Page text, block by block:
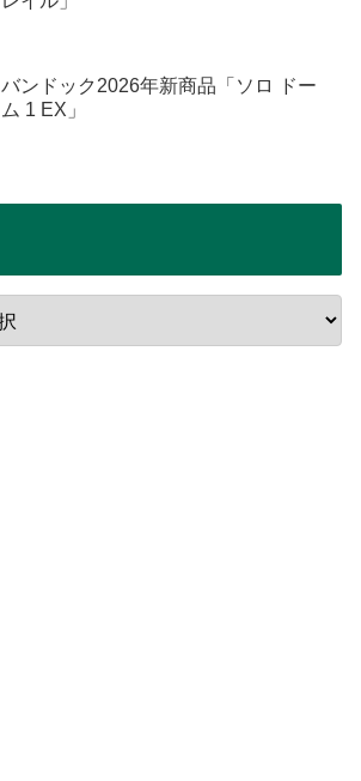
バンドック2026年新商品「ソロ ドー
ム 1 EX」